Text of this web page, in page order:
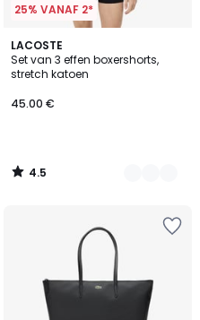
25% VANAF 2*
LACOSTE
Set van 3 effen boxershorts,
stretch katoen
45.00 €
4.5
/ 5
2
Kleuren
4.5
/